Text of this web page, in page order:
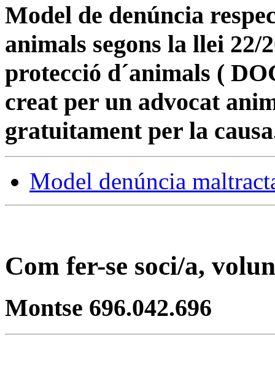
Model de denúncia
animals segons la llei 22/
protecció d´animals (
creat per un advocat
gratuitament per la
Model denúncia
Com fer-se soci/a,
Montse 696.042.696